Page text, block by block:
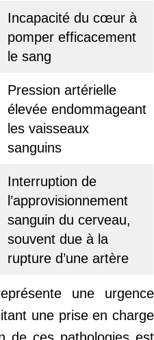
Incapacité du cœur à
pomper efficacement
le sang
Pression artérielle
élevée endommageant
les vaisseaux
sanguins
Interruption de
l’approvisionnement
sanguin du cerveau,
souvent due à la
rupture d’une artère
une urgence
une prise en charge